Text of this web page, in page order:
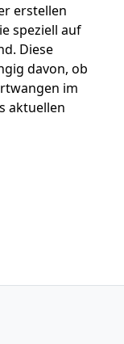
erstellen
speziell auf
Diese
davon, ob
im
aktuellen